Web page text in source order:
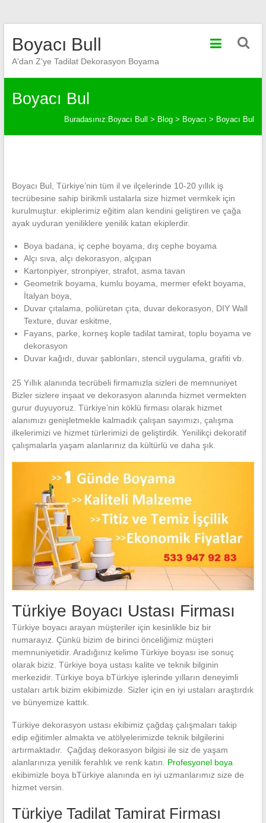
Boyacı Bull
A'dan Z'ye Tadilat Dekorasyon Boyama
Boyacı Bul
Buradasınız: Boyacı Bull > Blog > Boyacı > Boyacı Bul
Boyacı Bul, Türkiye’nin tüm il ve ilçelerinde 10-20 yıllık iş
tecrübesine sahip birikmli ustalarla size hizmet vermkek için
kurulmuştur. ekiplerimiz eğitim alan kendini geliştiren ve çağa
ayak uyduran yeniliklere yenilik katan ekiplerdir.
Boya badana, iç cephe boyama, dış cephe boyama
Alçı sıva, alçı dekorasyon, alçıpan
Kartonpiyer, stronpiyer, strafot, asma tavan
Geometrik boyama, kumlu boyama, mermer efekt boyama,
İtalyan boya,
Duvar çıtalama, poliüretan çıta, duvar dekorasyon, DIY Wall
Texture, duvar eskitme,
Fayans, parke, korneş kople tadilat tamirat, toplu boyama ve
dekorasyon
Duvar kağıdı, duvar şablonları, stencil uygulama, grafiti vb.
25 Yıllık alanında tecrübeli firmamızla sizleri de memnuniyet
Bizler sizlere inşaat ve dekorasyon alanında hizmet vermekten
gurur duyuyoruz. Türkiye’nin köklü firması olarak hizmet
alanımızı genişletmekle kalmadık çalışan sayımızı, çalışma
ilkelerimizi ve hizmet türlerimizi de geliştirdik. Yenilikçi dekoratif
çalışmalarla yaşam alanlarınız da kültürlü ve daha şık.
Türkiye Boyacı Ustası Firması
Türkiye boyacı arayan müşteriler için kesinlikle biz bir
numarayız. Çünkü bizim de birinci önceliğimiz müşteri
memnuniyetidir. Aradığınız kelime Türkiye boyası ise sonuç
olarak biziz. Türkiye boya ustası kalite ve teknik bilginin
merkezidir. Türkiye boya bTürkiye işlerinde yılların deneyimli
ustaları artık bizim ekibimizde. Sizler için en iyi ustaları araştırdık
ve bünyemize kattık.
Türkiye dekorasyon ustası ekibimiz çağdaş çalışmaları takip
edip eğitimler almakta ve atölyelerimizde teknik bilgilerini
artırmaktadır. Çağdaş dekorasyon bilgisi ile siz de yaşam
alanlarınıza yenilik ferahlık ve renk katın. Profesyonel boya
ekibimizle boya bTürkiye alanında en iyi uzmanlarımız size de
hizmet versin.
Türkiye Tadilat Tamirat Firması